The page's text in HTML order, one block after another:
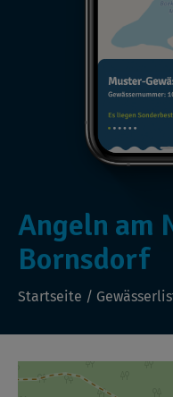
Angeln am
Bornsdorf
Startseite /